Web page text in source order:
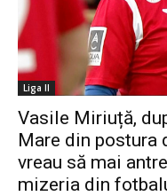
Liga II
Vasile Miriuță,
Mare din postura
vreau să mai
mizeria din